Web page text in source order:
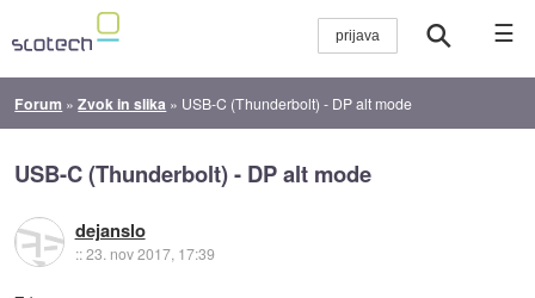
☰
Forum »Zvok in slika » USB-C (Thunderbolt) - DP alt mode
USB-C (Thunderbolt) - DP alt mode
dejanslo
::23. nov 2017, 17:39